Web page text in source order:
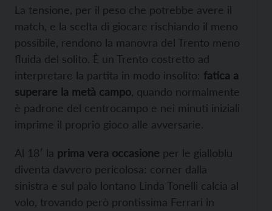
La tensione, per il peso che potrebbe avere il
match, e la scelta di giocare rischiando il meno
possibile, rendono la manovra del Trento meno
fluida del solito. È un Trento costretto ad
interpretare la partita in modo insolito: fatica a
superare la metà campo , quando normalmente
è padrone del centrocampo e nei minuti iniziali
imprime il proprio gioco alle avversarie.
Al 18′ la prima vera occasione per le gialloblu
diventa davvero pericolosa: corner dalla
sinistra e sul palo lontano Linda Tonelli calcia al
volo, trovando però prontissima Ferrari in